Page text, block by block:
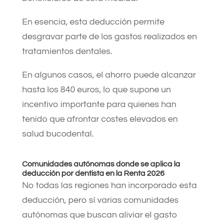
En esencia, esta deducción permite
desgravar parte de los gastos realizados en
tratamientos dentales.
En algunos casos, el ahorro puede alcanzar
hasta los 840 euros, lo que supone un
incentivo importante para quienes han
tenido que afrontar costes elevados en
salud bucodental.
Comunidades autónomas donde se aplica la
deducción por dentista en la Renta 2026
No todas las regiones han incorporado esta
deducción, pero sí varias comunidades
autónomas que buscan aliviar el gasto